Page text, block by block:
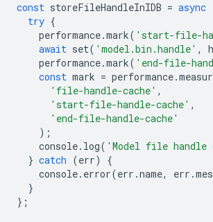
const storeFileHandleInIDB = async
try {
performance.mark( 'start-file-
await set( 'model.bin.handle' ,
performance.mark( 'end-file-
const mark = performance.
'file-handle-cache' ,
'start-file-handle-cache' ,
'end-file-handle-cache'
);
console. log( 'Model file handle
} catch (err)
{
console. error(err .name, err .
}
};